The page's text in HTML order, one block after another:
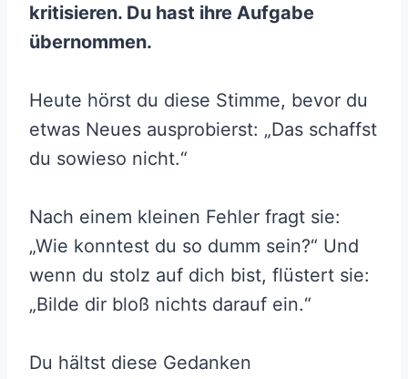
kritisieren. Du hast ihre Aufgabe
übernommen.
Heute hörst du diese Stimme, bevor du
etwas Neues ausprobierst: „Das schaffst
du sowieso nicht.“
Nach einem kleinen Fehler fragt sie:
„Wie konntest du so dumm sein?“ Und
wenn du stolz auf dich bist, flüstert sie:
„Bilde dir bloß nichts darauf ein.“
Du hältst diese Gedanken